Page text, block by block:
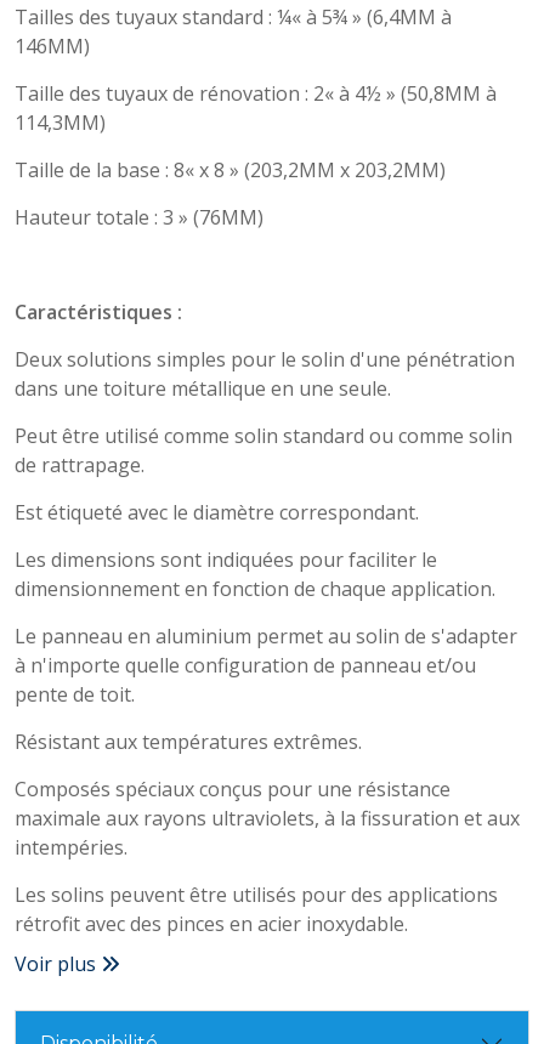
Tailles des tuyaux standard : ¼« à 5¾ » (6,4MM à
146MM)
Taille des tuyaux de rénovation : 2« à 4½ » (50,8MM à
114,3MM)
Taille de la base : 8« x 8 » (203,2MM x 203,2MM)
Hauteur totale : 3 » (76MM)
Caractéristiques :
Deux solutions simples pour le solin d'une pénétration
dans une toiture métallique en une seule.
Peut être utilisé comme solin standard ou comme solin
de rattrapage.
Est étiqueté avec le diamètre correspondant.
Les dimensions sont indiquées pour faciliter le
dimensionnement en fonction de chaque application.
Le panneau en aluminium permet au solin de s'adapter
à n'importe quelle configuration de panneau et/ou
pente de toit.
Résistant aux températures extrêmes.
Composés spéciaux conçus pour une résistance
maximale aux rayons ultraviolets, à la fissuration et aux
intempéries.
Les solins peuvent être utilisés pour des applications
rétrofit avec des pinces en acier inoxydable.
Voir plus